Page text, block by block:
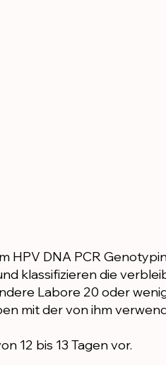
HPV DNA PCR
klassifizieren die
Labore 20 oder
mit der von ihm
12 bis 13 Tagen vor.